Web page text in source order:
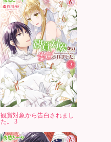
観賞対象から告白されまし
た。 3